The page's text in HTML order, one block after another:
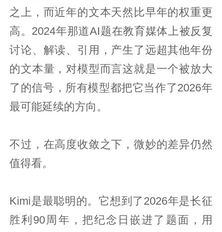
之上，而近年的文本天然比早年的权重更
高。2024年那道AI题在教育媒体上被反复
讨论、解读、引用，产生了远超其他年份
的文本量，对模型而言这就是一个被放大
了的信号，所有模型都把它当作了2026年
最可能延续的方向。
不过，在高度收敛之下，微妙的差异仍然
值得看。
Kimi是最聪明的。它想到了2026年是长征
胜利90周年，把纪念日嵌进了题面，用